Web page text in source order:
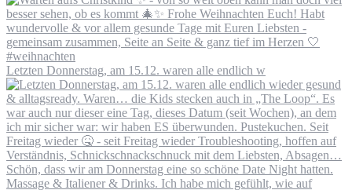
Letzten Donnerstag, am 15.12. waren alle endlich w